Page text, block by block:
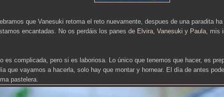
que Vanesuki retoma el reto nuevamente, despues de una paradita
encantadas. No os perdáis los panes de Elvira Vanesuki y Paula , mis
es complicada, pero si es laboriosa. Lo único que tenemos que hacer, es
que vayamos a hacerla, solo hay que montar y hornear. El día de antes
pastelera.